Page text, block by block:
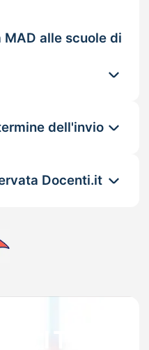
alle scuole di
dell'invio
Docenti.it